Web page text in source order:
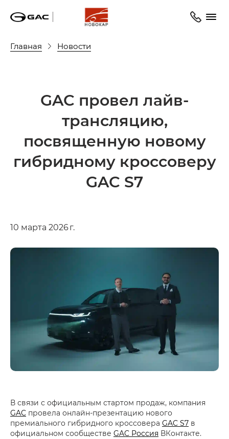
Главная Новости
GAC провел лайв-
трансляцию,
посвященную новому
гибридному кроссоверу
GAC S7
10 марта 2026 г.
В связи с официальным стартом продаж, компания
GAC провела онлайн-презентацию нового
премиального гибридного кроссовера GAC S7 в
официальном сообществе GAC Россия ВКонтакте.